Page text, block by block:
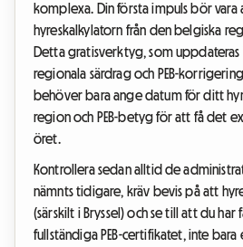
komplexa. Din första impuls bör
hyreskalkylatorn från den belgiska
Detta gratisverktyg, som uppdateras
regionala särdrag och PEB-
behöver bara ange datum för ditt
region och PEB-betyg för att få det
öret.
Kontrollera sedan alltid de
nämnts tidigare, kräv bevis på att
(särskilt i Bryssel) och se till att du
fullständiga PEB-certifikatet, inte